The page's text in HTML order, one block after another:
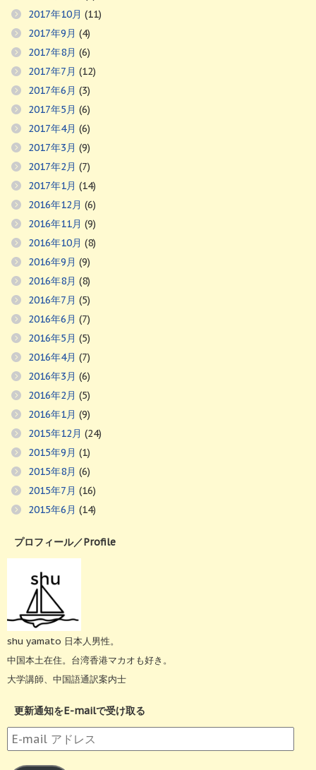
2017年10月 (11)
2017年9月 (4)
2017年8月 (6)
2017年7月 (12)
2017年6月 (3)
2017年5月 (6)
2017年4月 (6)
2017年3月 (9)
2017年2月 (7)
2017年1月 (14)
2016年12月 (6)
2016年11月 (9)
2016年10月 (8)
2016年9月 (9)
2016年8月 (8)
2016年7月 (5)
2016年6月 (7)
2016年5月 (5)
2016年4月 (7)
2016年3月 (6)
2016年2月 (5)
2016年1月 (9)
2015年12月 (24)
2015年9月 (1)
2015年8月 (6)
2015年7月 (16)
2015年6月 (14)
プロフィール／Profile
shu yamato 日本人男性。
中国本土在住。台湾香港マカオも好き。
大学講師、中国語通訳案内士
更新通知をE-mailで受け取る
E-
mail